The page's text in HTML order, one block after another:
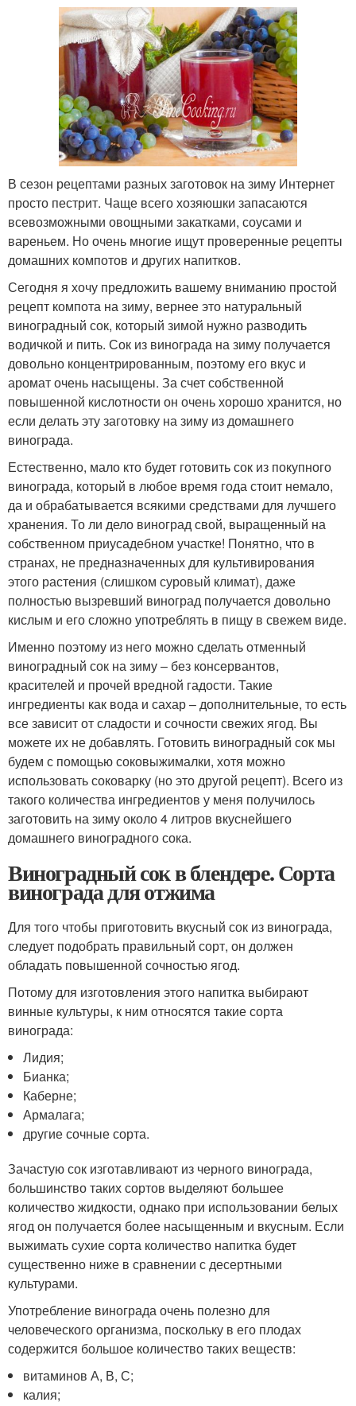
В сезон рецептами разных заготовок на зиму Интернет
просто пестрит. Чаще всего хозяюшки запасаются
всевозможными овощными закатками, соусами и
вареньем. Но очень многие ищут проверенные рецепты
домашних компотов и других напитков.
Сегодня я хочу предложить вашему вниманию простой
рецепт компота на зиму, вернее это натуральный
виноградный сок, который зимой нужно разводить
водичкой и пить. Сок из винограда на зиму получается
довольно концентрированным, поэтому его вкус и
аромат очень насыщены. За счет собственной
повышенной кислотности он очень хорошо хранится, но
если делать эту заготовку на зиму из домашнего
винограда.
Естественно, мало кто будет готовить сок из покупного
винограда, который в любое время года стоит немало,
да и обрабатывается всякими средствами для лучшего
хранения. То ли дело виноград свой, выращенный на
собственном приусадебном участке! Понятно, что в
странах, не предназначенных для культивирования
этого растения (слишком суровый климат), даже
полностью вызревший виноград получается довольно
кислым и его сложно употреблять в пищу в свежем виде.
Именно поэтому из него можно сделать отменный
виноградный сок на зиму – без консервантов,
красителей и прочей вредной гадости. Такие
ингредиенты как вода и сахар – дополнительные, то есть
все зависит от сладости и сочности свежих ягод. Вы
можете их не добавлять. Готовить виноградный сок мы
будем с помощью соковыжималки, хотя можно
использовать соковарку (но это другой рецепт). Всего из
такого количества ингредиентов у меня получилось
заготовить на зиму около 4 литров вкуснейшего
домашнего виноградного сока.
Виноградный сок в блендере. Сорта
винограда для отжима
Для того чтобы приготовить вкусный сок из винограда,
следует подобрать правильный сорт, он должен
обладать повышенной сочностью ягод.
Потому для изготовления этого напитка выбирают
винные культуры, к ним относятся такие сорта
винограда:
Лидия;
Бианка;
Каберне;
Армалага;
другие сочные сорта.
Зачастую сок изготавливают из черного винограда,
большинство таких сортов выделяют большее
количество жидкости, однако при использовании белых
ягод он получается более насыщенным и вкусным. Если
выжимать сухие сорта количество напитка будет
существенно ниже в сравнении с десертными
культурами.
Употребление винограда очень полезно для
человеческого организма, поскольку в его плодах
содержится большое количество таких веществ:
витаминов А, В, С;
калия;